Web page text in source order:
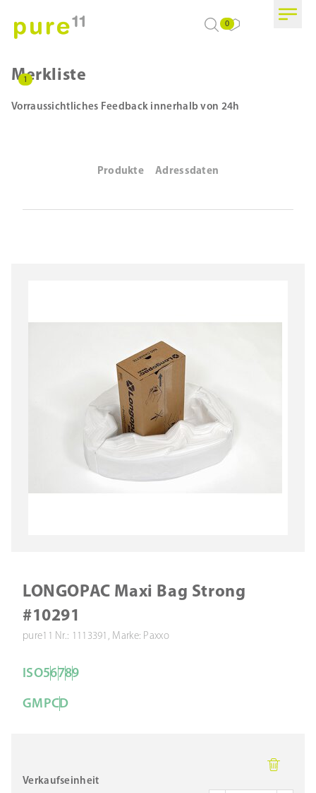
0
Merkliste
1
Vorraussichtliches Feedback innerhalb von 24h
Produkte Adressdaten
LONGOPAC Maxi Bag Strong
#10291
pure11 Nr.: 1113391, Marke: Paxxo
ISO56789
GMPCD
Verkaufseinheit